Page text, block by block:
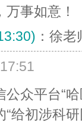
事如意！
：徐
众平台“
给初涉科